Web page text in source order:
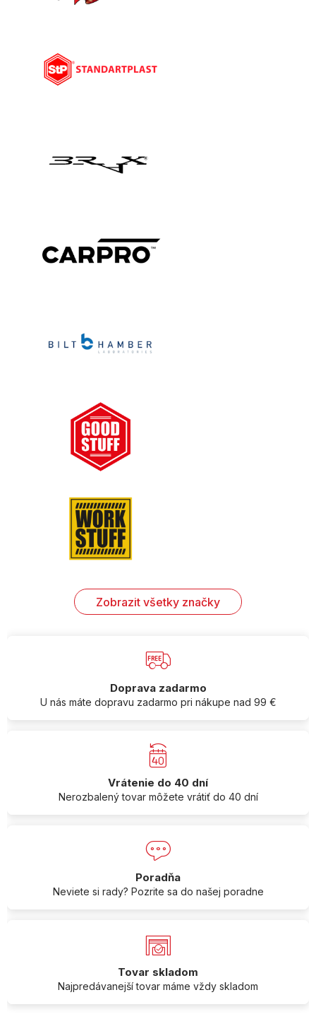
Zobrazit všetky značky
Doprava zadarmo
U nás máte dopravu zadarmo pri nákupe nad 99 €
Vrátenie do 40 dní
Nerozbalený tovar môžete vrátiť do 40 dní
Poradňa
Neviete si rady? Pozrite sa do našej poradne
Tovar skladom
Najpredávanejší tovar máme vždy skladom